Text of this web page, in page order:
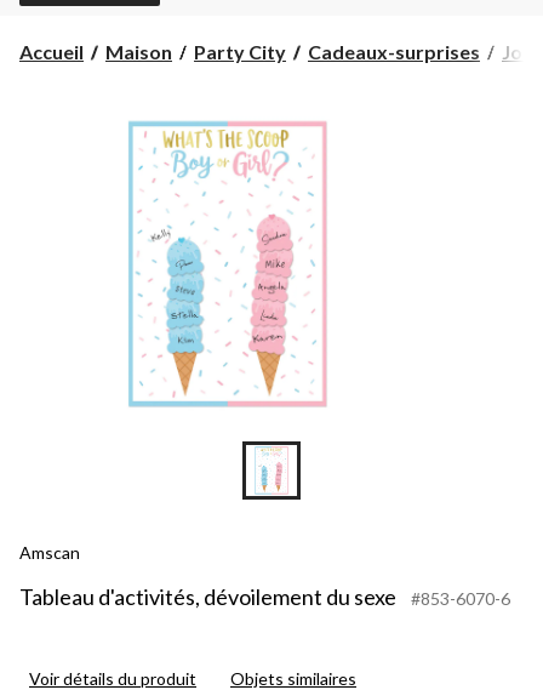
Accueil Maison Party City Cadeaux-surprises
Amscan
Tableau d'activités, dévoilement du sexe #853-6070-6
Voir détails du produit Objets similaires